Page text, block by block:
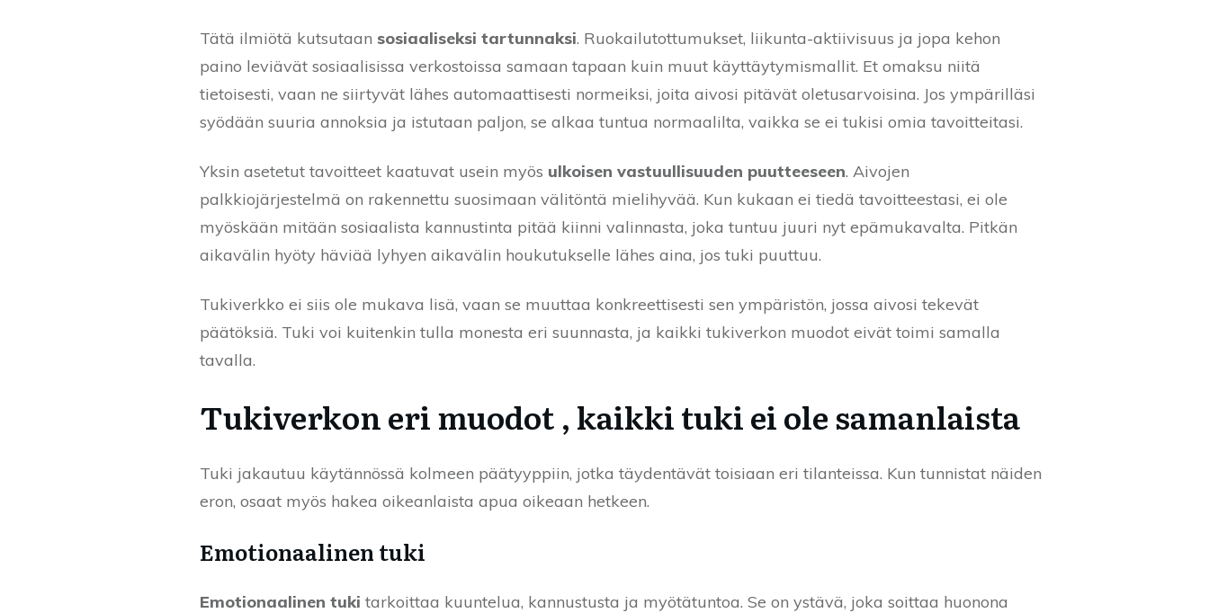
Tätä ilmiötä kutsutaan sosiaaliseksi tartunnaksi. Ruokailutottumukset, liikunta-aktiivisuus ja jopa kehon
paino leviävät sosiaalisissa verkostoissa samaan tapaan kuin muut käyttäytymismallit. Et omaksu niitä
tietoisesti, vaan ne siirtyvät lähes automaattisesti normeiksi, joita aivosi pitävät oletusarvoisina. Jos ympärilläsi
syödään suuria annoksia ja istutaan paljon, se alkaa tuntua normaalilta, vaikka se ei tukisi omia tavoitteitasi.
Yksin asetetut tavoitteet kaatuvat usein myös ulkoisen vastuullisuuden puutteeseen. Aivojen
palkkiojärjestelmä on rakennettu suosimaan välitöntä mielihyvää. Kun kukaan ei tiedä tavoitteestasi, ei ole
myöskään mitään sosiaalista kannustinta pitää kiinni valinnasta, joka tuntuu juuri nyt epämukavalta. Pitkän
aikavälin hyöty häviää lyhyen aikavälin houkutukselle lähes aina, jos tuki puuttuu.
Tukiverkko ei siis ole mukava lisä, vaan se muuttaa konkreettisesti sen ympäristön, jossa aivosi tekevät
päätöksiä. Tuki voi kuitenkin tulla monesta eri suunnasta, ja kaikki tukiverkon muodot eivät toimi samalla
tavalla.
Tukiverkon eri muodot , kaikki tuki ei ole samanlaista
Tuki jakautuu käytännössä kolmeen päätyyppiin, jotka täydentävät toisiaan eri tilanteissa. Kun tunnistat näiden
eron, osaat myös hakea oikeanlaista apua oikeaan hetkeen.
Emotionaalinen tuki
Emotionaalinen tuki tarkoittaa kuuntelua, kannustusta ja myötätuntoa. Se on ystävä, joka soittaa huonona